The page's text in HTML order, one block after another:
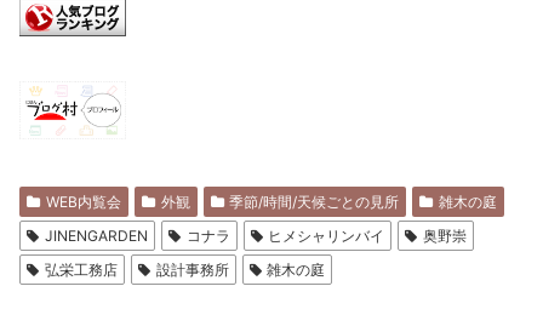
WEB内覧会 外観 季節/時間/天候ごとの見所
雑木の庭
JINENGARDEN
コナラ ヒメシャリンバイ
奥野崇
弘栄工務店
設計事務所 雑木の庭